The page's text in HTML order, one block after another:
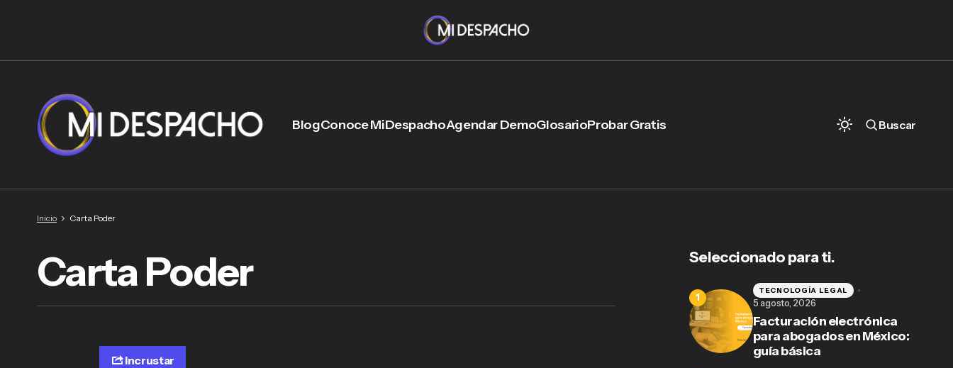
BlogConoce MiDespachoAgendar DemoGlosarioProbar Gratis Buscar
Inicio Carta Poder
Carta Poder
Incrustar
Seleccionado para ti.
Facturación electrónica
para abogados en México:
guía básica
TECNOLOGÍA LEGAL
5 agosto, 2026